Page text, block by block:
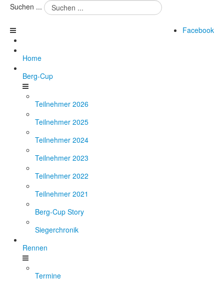
Suchen ...
Facebook
Home
Berg-Cup
Teilnehmer 2026
Teilnehmer 2025
Teilnehmer 2024
Teilnehmer 2023
Teilnehmer 2022
Teilnehmer 2021
Berg-Cup Story
Siegerchronik
Rennen
Termine